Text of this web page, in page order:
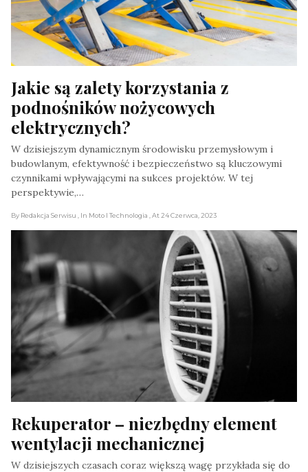
Jakie są zalety korzystania z
podnośników nożycowych
elektrycznych?
W dzisiejszym dynamicznym środowisku przemysłowym i
budowlanym, efektywność i bezpieczeństwo są kluczowymi
czynnikami wpływającymi na sukces projektów. W tej
perspektywie,…
By Redakcja Serwisu , In Moto I Technologia , At 24 Czerwca, 2023
Rekuperator – niezbędny element
wentylacji mechanicznej
W dzisiejszych czasach coraz większą wagę przykłada się do